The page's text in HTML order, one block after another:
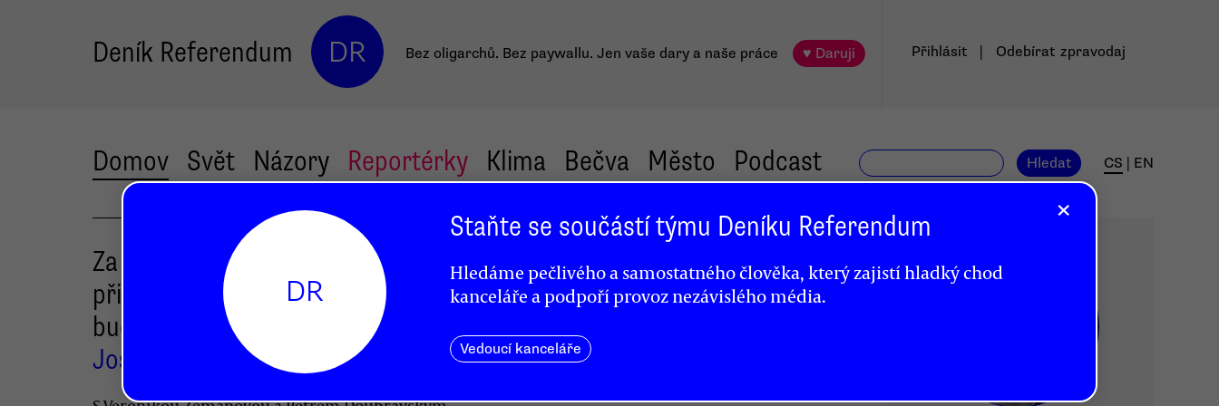
Deník Referendum DR Bez oligarchů. Bez paywallu. Jen vaše dary a naše práce ♥ Daruji Přihlásit Odebírat zpravodaj
Domov Svět Názory Reportérky Klima Bečva Město Podcast Hledat CS EN
Za řešení klimatické krize jsme
připraveni bojovat tak dlouho, jak
bude potřeba
Josef Patočka
×
DR
Staňte se součástí týmu Deníku Referendum
Hledáme pečlivého a samostatného člověka, který zajistí hladký chod
kanceláře a podpoří provoz nezávislého média.
Vedoucí kanceláře